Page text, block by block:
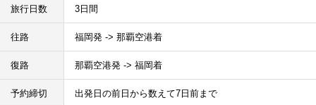
旅行日数 3日間
往路 福岡発 -> 那覇空港着
復路 那覇空港発 -> 福岡着
予約締切 出発日の前日から数えて7日前まで